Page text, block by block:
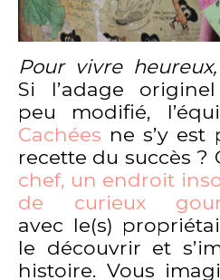
Pour vivre
Si l’adage
peu modifié,
Cachées ne s’y est
recette du succès ?
chef, un endroit
de curieux
avec le(s)
le découvrir et
histoire. Vous